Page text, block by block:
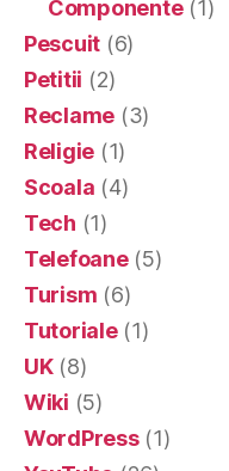
Componente(1)
Pescuit (6)
Petitii (2)
Reclame (3)
Religie (1)
Scoala (4)
Tech (1)
Telefoane(5)
Turism (6)
Tutoriale(1)
UK(8)
Wiki (5)
WordPress(1)